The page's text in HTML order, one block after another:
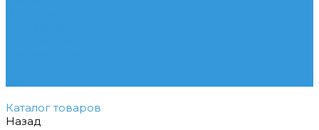
Каталог товаров
Назад